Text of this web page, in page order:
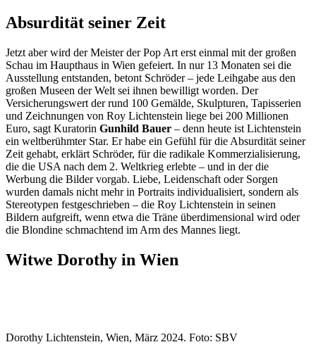
Absurdität seiner Zeit
Jetzt aber wird der Meister der Pop Art erst einmal mit der großen
Schau im Haupthaus in Wien gefeiert. In nur 13 Monaten sei die
Ausstellung entstanden, betont Schröder – jede Leihgabe aus den
großen Museen der Welt sei ihnen bewilligt worden. Der
Versicherungswert der rund 100 Gemälde, Skulpturen, Tapisserien
und Zeichnungen von Roy Lichtenstein liege bei 200 Millionen
Euro, sagt Kuratorin Gunhild Bauer – denn heute ist Lichtenstein
ein weltberühmter Star. Er habe ein Gefühl für die Absurdität seiner
Zeit gehabt, erklärt Schröder, für die radikale Kommerzialisierung,
die die USA nach dem 2. Weltkrieg erlebte – und in der die
Werbung die Bilder vorgab. Liebe, Leidenschaft oder Sorgen
wurden damals nicht mehr in Portraits individualisiert, sondern als
Stereotypen festgeschrieben – die Roy Lichtenstein in seinen
Bildern aufgreift, wenn etwa die Träne überdimensional wird oder
die Blondine schmachtend im Arm des Mannes liegt.
Witwe Dorothy in Wien
Dorothy Lichtenstein, Wien, März 2024. Foto: SBV